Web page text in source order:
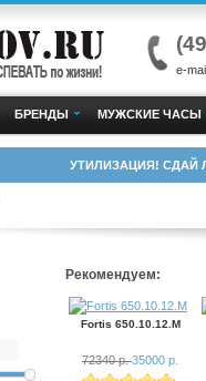
e-
БРЕНДЫ МУЖСКИЕ ЧАСЫ
УТИЛИЗАЦИЯ!
Рекомендуем:
Fortis 650.10.12.M
72340 р.35000 р.